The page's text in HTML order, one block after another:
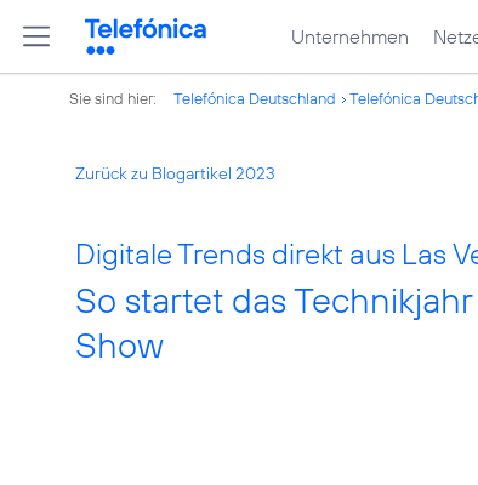
Unternehmen
Sie sind hier: Telefónica Deutschland Telefónica
Zurück zu Blogartikel 2023
Digitale Trends direkt aus Las
So startet das
Show